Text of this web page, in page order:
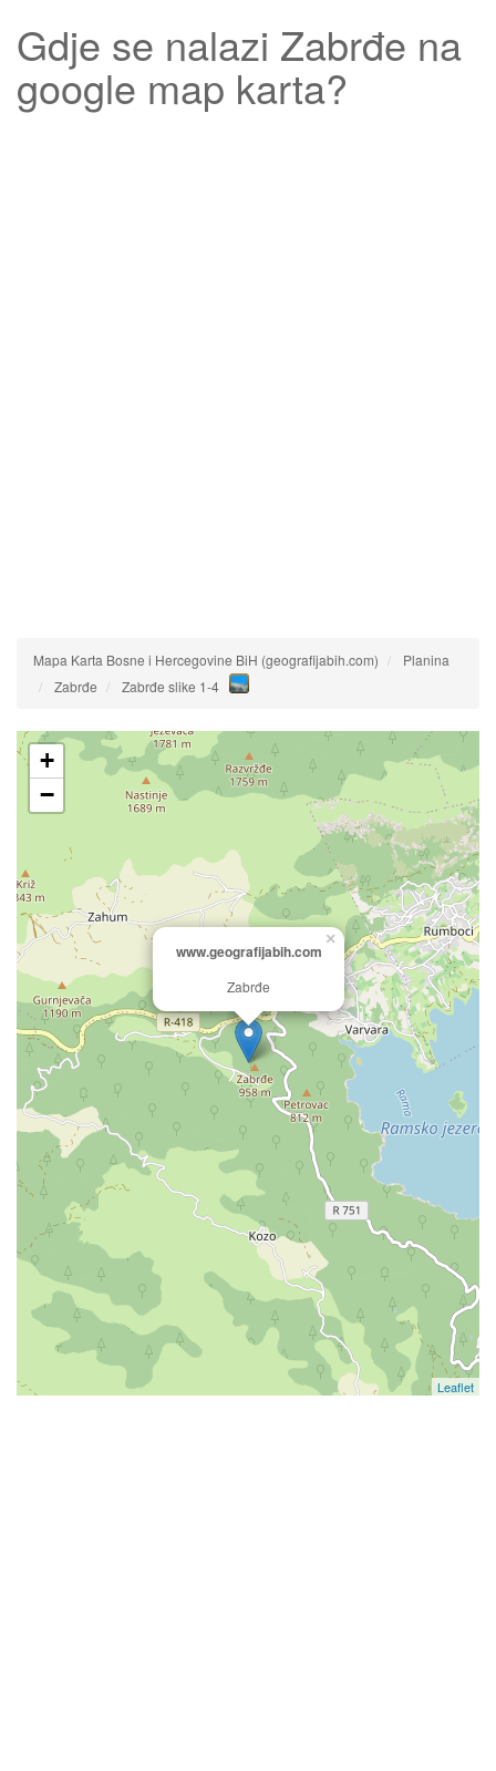
Gdje se nalazi Zabrđe na
google map karta?
Mapa Karta Bosne i Hercegovine BiH (geografijabih.com)
Planina
Zabrđe
Zabrđe slike 1-4
www.geografijabih.com
Zabrđe
×
+
−
Leaflet